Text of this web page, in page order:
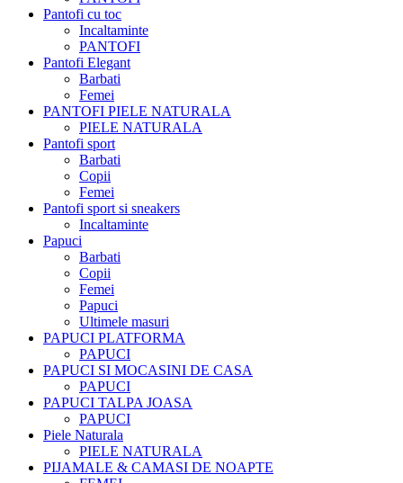
Pantofi cu toc
Incaltaminte
PANTOFI
Pantofi Elegant
Barbati
Femei
PANTOFI PIELE NATURALA
PIELE NATURALA
Pantofi sport
Barbati
Copii
Femei
Pantofi sport si sneakers
Incaltaminte
Papuci
Barbati
Copii
Femei
Papuci
Ultimele masuri
PAPUCI PLATFORMA
PAPUCI
PAPUCI SI MOCASINI DE CASA
PAPUCI
PAPUCI TALPA JOASA
PAPUCI
Piele Naturala
PIELE NATURALA
PIJAMALE & CAMASI DE NOAPTE